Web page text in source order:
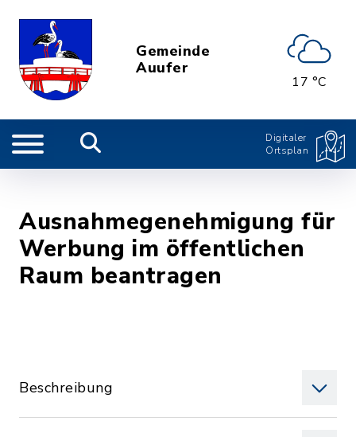
Gemeinde
Auufer
17 °C
Digitaler
Ortsplan
Ausnahmegenehmigung für
Werbung im öffentlichen
Raum beantragen
Beschreibung